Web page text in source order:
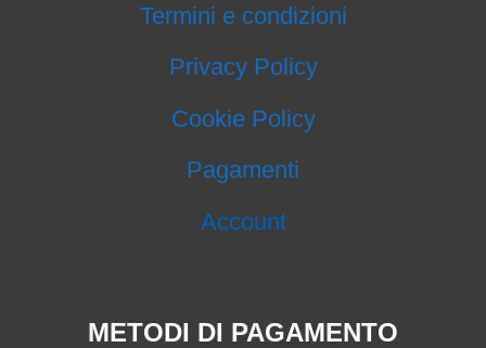
Termini e condizioni
Privacy Policy
Cookie Policy
Pagamenti
Account
METODI DI PAGAMENTO